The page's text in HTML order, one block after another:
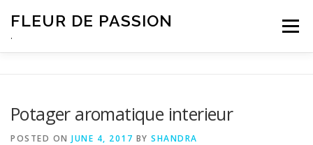
FLEUR DE PASSION
.
Menu
Potager aromatique interieur
POSTED ON JUNE 4, 2017 BY SHANDRA